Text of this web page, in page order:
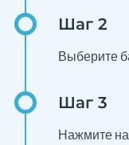
Выберите
Нажмите